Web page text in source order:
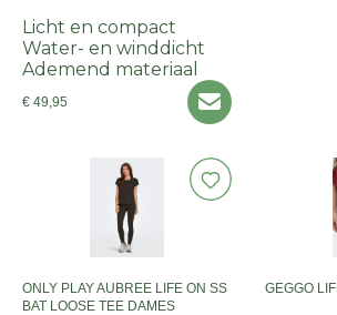
Licht en compact
Water- en winddicht
Ademend materiaal
€ 49,95
ONLY PLAY AUBREE LIFE ON SS
BAT LOOSE TEE DAMES
GEGGO